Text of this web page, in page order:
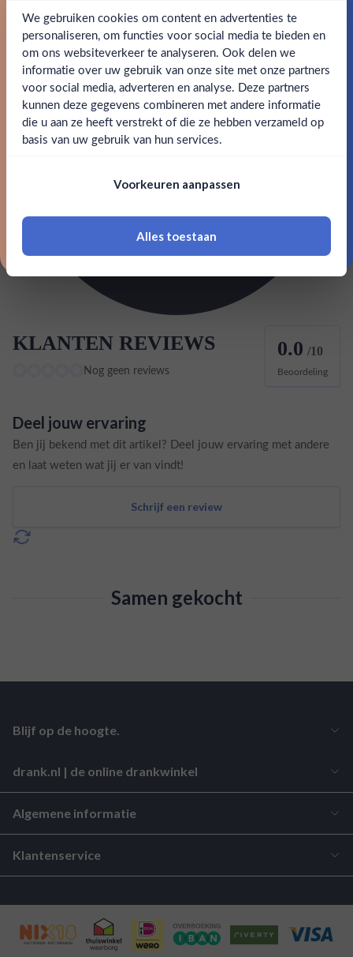
Ben jij 18 jaar of ouder?
Ja Nee
18 jaar of ouder zijn
Behulpzameen goed bereikbare klantenservice.
hulpmiddel voor bartenders om fruit en garnituren te
snijden. Het mes is gemaakt van hoogwaardig roestvrij
staal en heeft een ergonomisch ontworpen handvat dat
comfortabel en stevig in de hand ligt. De scherpe snede van
het mes maakt het gemakkelijk om fruit en garnituren te
snijden voor het bereiden van cocktails.
SPECIFICATIES
Urban Bar
KLANTEN REVIEWS
Nog geen reviews
0.0 /10
Beoordeling
Deel jouw ervaring
Ben jij bekend met dit artikel? Deel jouw ervaring met andere
en laat weten wat jij er van vindt!
Schrijf een review
Samen gekocht
drank.nl | de online drankwinkel
Algemene informatie
Klantenservice
Blijf op de hoogte.
We gebruiken cookies om content en advertenties te
personaliseren, om functies voor social media te bieden en
om ons websiteverkeer te analyseren. Ook delen we
informatie over uw gebruik van onze site met onze partners
voor social media, adverteren en analyse. Deze partners
kunnen deze gegevens combineren met andere informatie
die u aan ze heeft verstrekt of die ze hebben verzameld op
basis van uw gebruik van hun services.
Voorkeuren aanpassen
Alles toestaan
Schrijf je in en ontvang direct 5% korting op je eerste
bestelling.
Email
Claim mijn korting